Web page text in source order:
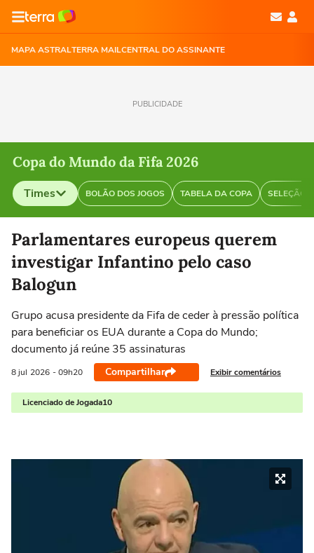
MAPA ASTRALTERRA MAILCENTRAL DO ASSINANTE
PUBLICIDADE
Copa do Mundo da Fifa 2026
Times BOLÃO DOS JOGOS TABELA DA COPA SELEÇÃO
Selecione o time para ver as notícias
Parlamentares europeus querem
investigar Infantino pelo caso
Balogun
Grupo acusa presidente da Fifa de ceder à pressão política
para beneficiar os EUA durante a Copa do Mundo;
documento já reúne 35 assinaturas
8 jul 2026 - 09h20 Compartilhar Exibir comentários
Licenciado de Jogada10